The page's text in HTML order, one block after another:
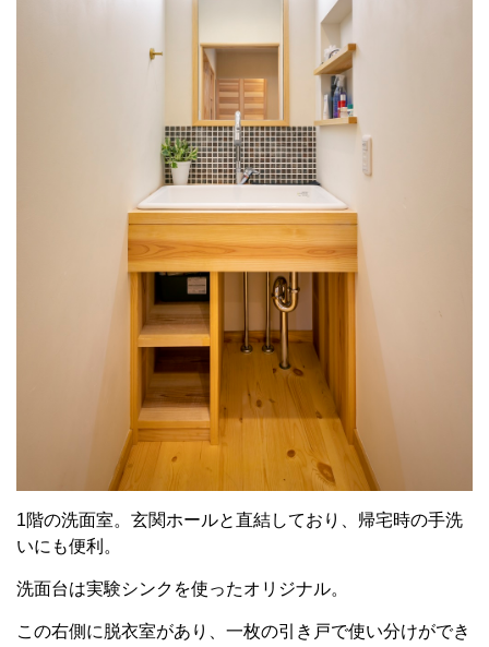
1階の洗面室。玄関ホールと直結しており、帰宅時の手洗
いにも便利。
洗面台は実験シンクを使ったオリジナル。
この右側に脱衣室があり、一枚の引き戸で使い分けができ